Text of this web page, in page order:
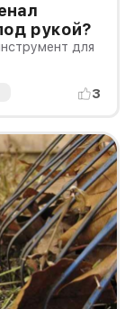
рукой?
для
3